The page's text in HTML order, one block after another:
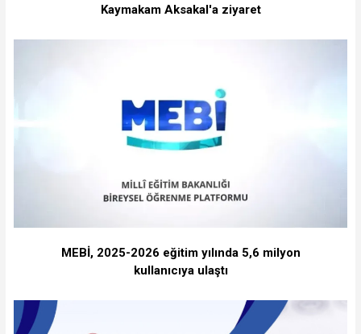
Kaymakam Aksakal'a ziyaret
MEBİ, 2025-2026 eğitim yılında 5,6 milyon
kullanıcıya ulaştı